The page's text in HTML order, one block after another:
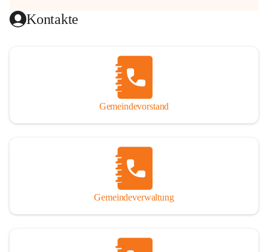
Kontakte
Gemeindevorstand
Gemeindeverwaltung